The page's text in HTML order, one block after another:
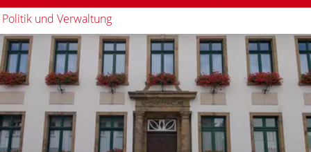
Politik und Verwaltung